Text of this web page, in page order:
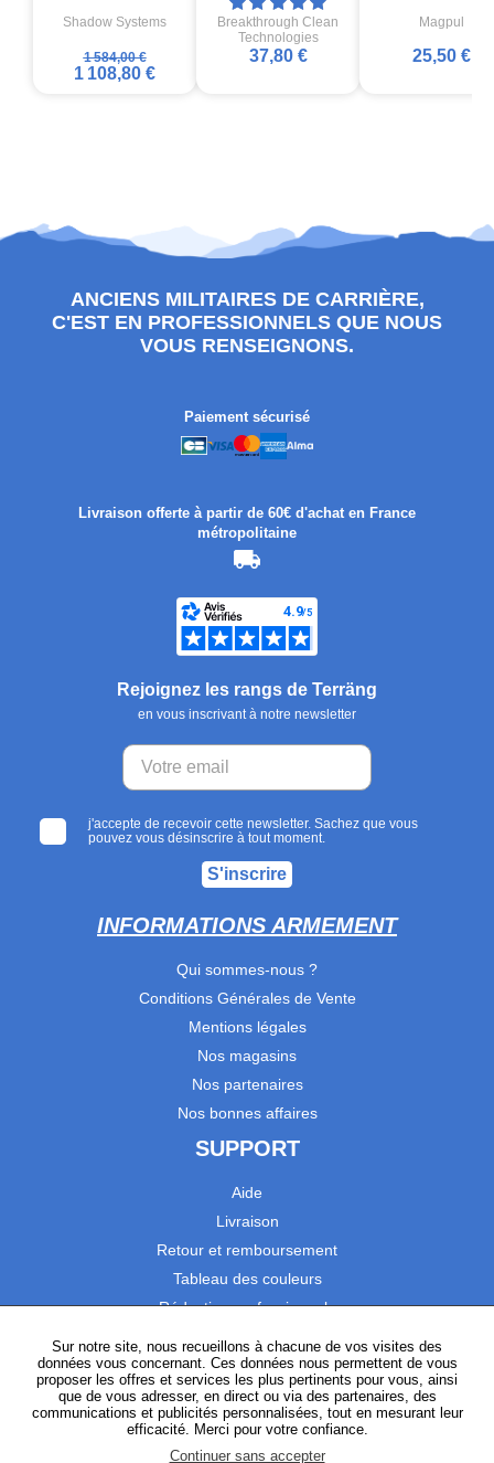
Shadow Systems
1 584,00 €
1 108,80 €
Breakthrough Clean
Technologies
37,80 €
Magpul
25,50 €
ANCIENS MILITAIRES DE CARRIÈRE,
C'EST EN PROFESSIONNELS QUE NOUS
VOUS RENSEIGNONS.
Paiement sécurisé
Livraison offerte à partir de 60€ d'achat en France
métropolitaine
Rejoignez les rangs de Terräng
en vous inscrivant à notre newsletter
j'accepte de recevoir cette newsletter. Sachez que vous
pouvez vous désinscrire à tout moment.
S'inscrire
INFORMATIONS ARMEMENT
Qui sommes-nous ?
Conditions Générales de Vente
Mentions légales
Nos magasins
Nos partenaires
Nos bonnes affaires
SUPPORT
Aide
Livraison
Retour et remboursement
Tableau des couleurs
Réduction professionnels
Satisfaction Clients
SUIVEZ-NOUS
Sur notre site, nous recueillons à chacune de vos visites des
données vous concernant. Ces données nous permettent de vous
proposer les offres et services les plus pertinents pour vous, ainsi
que de vous adresser, en direct ou via des partenaires, des
communications et publicités personnalisées, tout en mesurant leur
efficacité. Merci pour votre confiance.
Continuer sans accepter